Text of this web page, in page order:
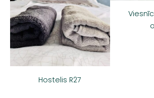
Hostelis R27